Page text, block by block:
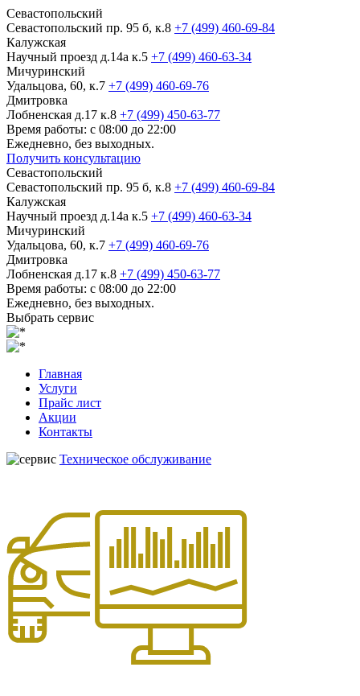
Севастопольский
Севастопольский пр. 95 б, к.8 +7 (499) 460-69-84
Калужская
Научный проезд д.14а к.5 +7 (499) 460-63-34
Мичуринский
Удальцова, 60, к.7 +7 (499) 460-69-76
Дмитровка
Лобненская д.17 к.8 +7 (499) 450-63-77
Время работы: с 08:00 до 22:00
Ежедневно, без выходных.
Получить консультацию
Севастопольский
Севастопольский пр. 95 б, к.8 +7 (499) 460-69-84
Калужская
Научный проезд д.14а к.5 +7 (499) 460-63-34
Мичуринский
Удальцова, 60, к.7 +7 (499) 460-69-76
Дмитровка
Лобненская д.17 к.8 +7 (499) 450-63-77
Время работы: с 08:00 до 22:00
Ежедневно, без выходных.
Выбрать сервис
Главная
Услуги
Прайс лист
Акции
Контакты
Техническое обслуживание